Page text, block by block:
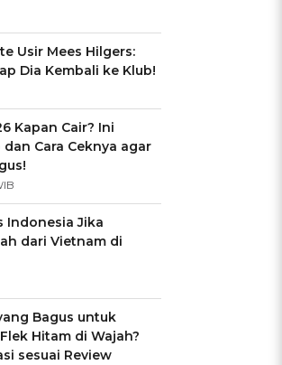
Usir Mees Hilgers:
Dia Kembali ke Klub!
Kapan Cair? Ini
Cara Ceknya agar
Indonesia Jika
dari Vietnam di
Bagus untuk
Hitam di Wajah?
sesuai Review